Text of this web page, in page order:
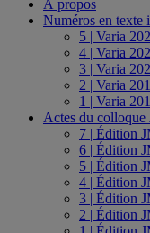
À propos
Numéros en texte
5 | Varia
4 | Varia
3 | Varia
2 | Varia
1 | Varia
Actes du colloque
7 | Édition
6 | Édition
5 | Édition
4 | Édition
3 | Édition
2 | Édition